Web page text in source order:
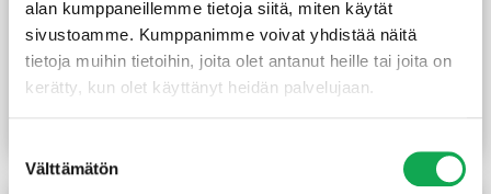
alan kumppaneillemme tietoja siitä, miten käytät
sivustoamme. Kumppanimme voivat yhdistää näitä
tietoja muihin tietoihin, joita olet antanut heille tai joita on
kerätty, kun olet käyttänyt heidän palvelujaan.
valinta
Välttämätön
Kolmiolista 15X15X2400
mm
3,10€/kpl(1,29 €/m)
Jalkalista 12X57X3200
mm mänty
7,90€ /kpl(2,47 €/m)